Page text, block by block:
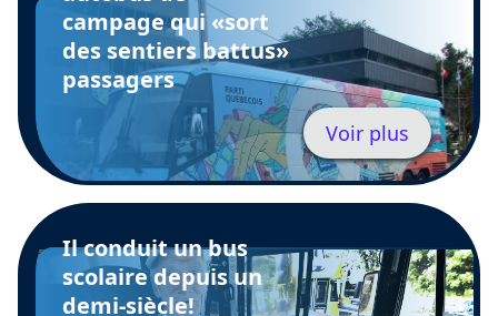
campage qui «sort
des sentiers battus»
passagers
Voir plus
Il conduit un bus
scolaire depuis un
demi-siècle!